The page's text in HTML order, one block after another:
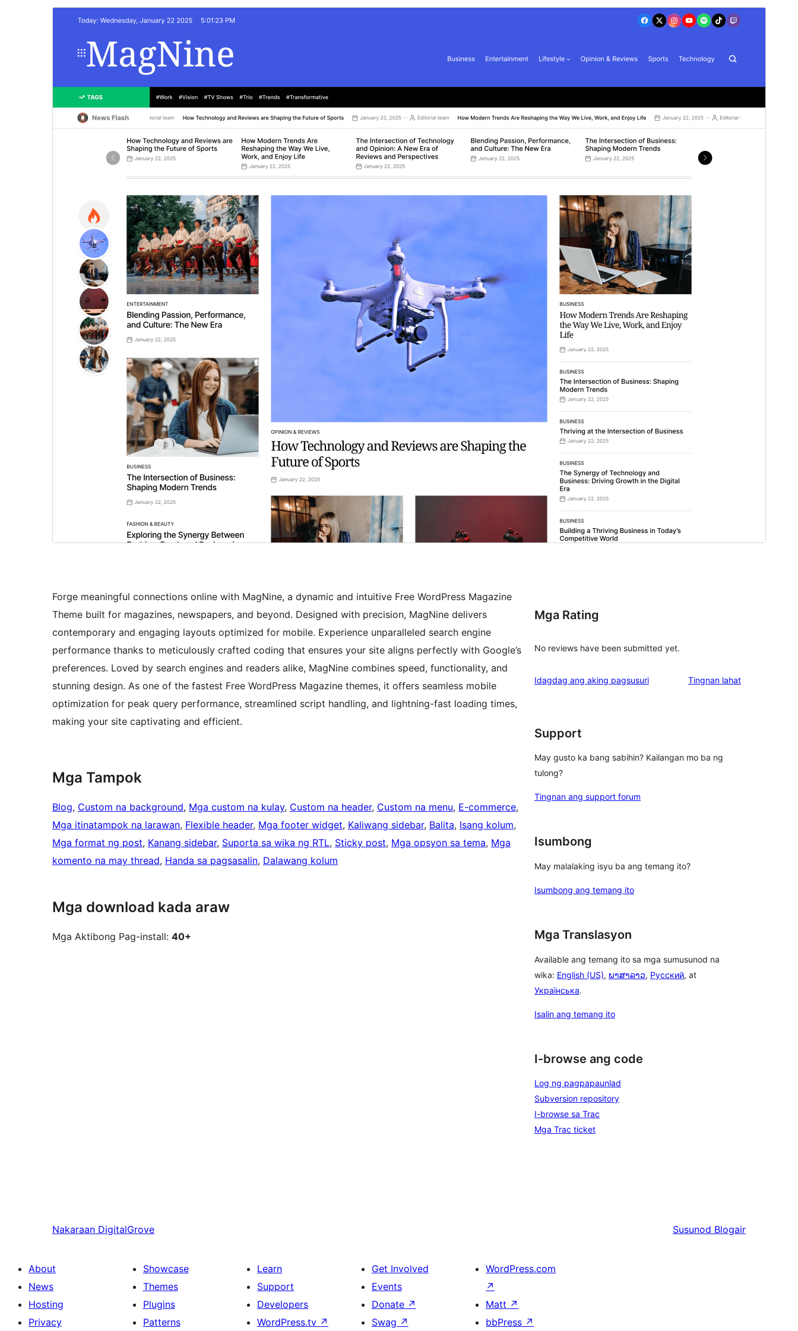
Huling na-update
Hulyo 19, 2026
Forge meaningful connections online with MagNine, a dynamic and intuitive Free WordPress Magazine
Theme built for magazines, newspapers, and beyond. Designed with precision, MagNine delivers
contemporary and engaging layouts optimized for mobile. Experience unparalleled search engine
performance thanks to meticulously crafted coding that ensures your site aligns perfectly with Google’s
preferences. Loved by search engines and readers alike, MagNine combines speed, functionality, and
stunning design. As one of the fastest Free WordPress Magazine themes, it offers seamless mobile
optimization for peak query performance, streamlined script handling, and lightning-fast loading times,
making your site captivating and efficient.
Mga Tampok
Blog, Custom na background, Mga custom na kulay, Custom na header, Custom na menu, E-commerce
Mga itinatampok na larawan, Flexible header, Mga footer widget, Kaliwang sidebar, Balita, Isang kolum
Mga format ng post, Kanang sidebar, Suporta sa wika ng RTL, Sticky post, Mga opsyon sa tema, Mga
komento na may thread, Handa sa pagsasalin, Dalawang kolum
Mga download kada araw
Mga Aktibong Pag-install: 40+
Mga Rating
No reviews have been submitted yet.
Idagdag ang aking pagsusuri Tingnan lahatng
Support
May gusto ka bang sabihin? Kailangan mo ba ng
tulong?
Tingnan ang support forum
Isumbong
May malalaking isyu ba ang temang ito?
Isumbong ang temang ito
Mga Translasyon
Available ang temang ito sa mga sumusunod na
wika: English (US), ພາສາລາວ, Русский, at
Українська.
Isalin ang temang ito
I-browse ang code
Log ng pagpapaunlad
Subversion repository
I-browse sa Trac
Mga Trac ticket
Nakaraan DigitalGrove Susunod Blogair
About
News
Hosting
Privacy
Showcase
Themes
Plugins
Patterns
Learn
Support
Developers
WordPress.tv ↗
Get Involved
Events
Donate ↗
Swag ↗
WordPress.com
↗
Matt ↗
bbPress ↗